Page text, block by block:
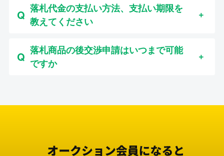
落札代金の支払い方法、支払い期限を
教えてください
落札商品の後交渉申請はいつまで可能
ですか